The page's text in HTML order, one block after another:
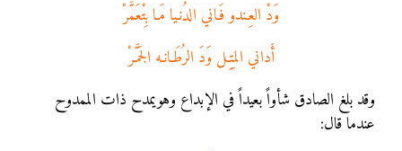
وَدْ العِـندو فَـاني الدُنـيا مَـا بِتْعَمَّرْ
أَداني المِتِـل وَدَ الرُطَـانـه الجَمَّـرْ
وقد بلغ الصادق شأواً بعيداً في الإبداع وهويمدح ذات الممدوح
عندما قال: